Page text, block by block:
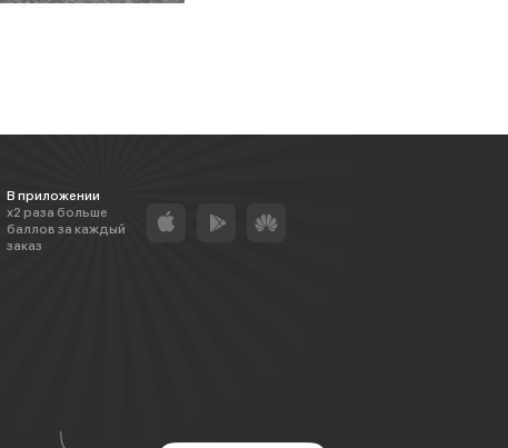
В приложении
х2 раза больше
баллов за каждый
заказ